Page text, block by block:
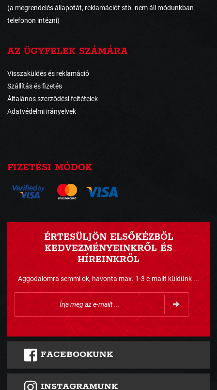
(a megrendelés állapotát, reklamációt stb. nem áll módunkban
telefonon intézni)
AZ ÜGYFELEK SZÁMÁRA
Visszaküldés és reklamáció
Szállítás és fizetés
Általános szerződési feltételek
Adatvédelmi irányelvek
FIZETÉSI MÓDOK
ÉRTESÜLJÖN ELSŐKÉZBŐL
KEDVEZMÉNYEINKRŐL ÉS
HÍREINKRŐL
Aggodalomra semmi ok, havonta max. 1-3 e-mailt küldünk ...
FACEBOOKUNK
INSTAGRAMUNK